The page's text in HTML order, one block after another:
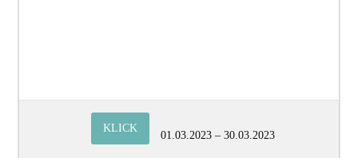
KLICK
01.03.2023 – 30.03.2023